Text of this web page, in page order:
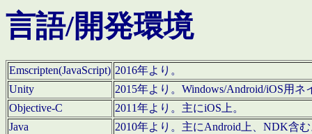
言語/開発環境
Emscripten(JavaScript) 2016年より。
Unity
2015年より。Windows/Android/iOS用
Objective-C
2011年より。主にiOS上。
Java
2010年より。主にAndroid上、NDK含